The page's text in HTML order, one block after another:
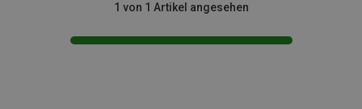
1 von 1 Artikel angesehen